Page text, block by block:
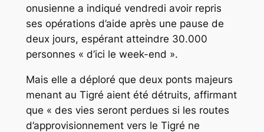
onusienne a indiqué vendredi avoir repris
ses opérations d’aide après une pause de
deux jours, espérant atteindre 30.000
personnes « d’ici le week-end ».
Mais elle a déploré que deux ponts majeurs
menant au Tigré aient été détruits, affirmant
que « des vies seront perdues si les routes
d’approvisionnement vers le Tigré ne